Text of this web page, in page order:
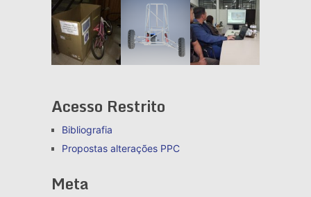
Acesso Restrito
Bibliografia
Propostas alteraçõesPPC
Meta